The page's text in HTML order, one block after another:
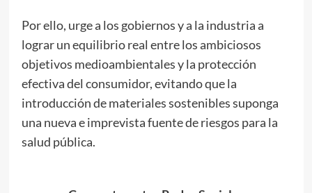
Por ello, urge a los gobiernos y a la industria a
lograr un equilibrio real entre los ambiciosos
objetivos medioambientales y la protección
efectiva del consumidor, evitando que la
introducción de materiales sostenibles suponga
una nueva e imprevista fuente de riesgos para la
salud pública.